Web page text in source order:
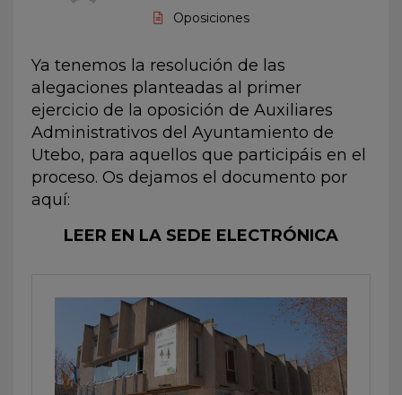
Oposiciones
Ya tenemos la resolución de las
alegaciones planteadas al primer
ejercicio de la oposición de Auxiliares
Administrativos del Ayuntamiento de
Utebo, para aquellos que participáis en el
proceso. Os dejamos el documento por
aquí:
LEER EN LA SEDE ELECTRÓNICA